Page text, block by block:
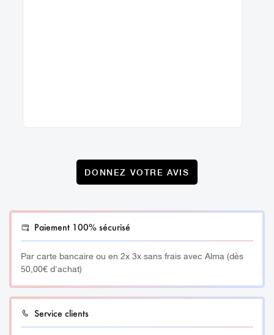
DONNEZ VOTRE AVIS
Paiement 100% sécurisé
Par carte bancaire ou en 2x 3x sans frais avec Alma (dès
50,00€ d'achat)
Service clients